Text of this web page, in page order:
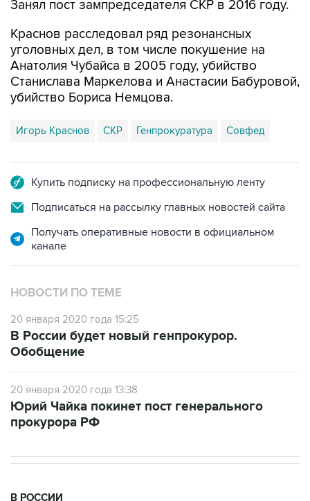
Занял пост зампредседателя СКР в 2016 году.
Краснов расследовал ряд резонансных
уголовных дел, в том числе покушение на
Анатолия Чубайса в 2005 году, убийство
Станислава Маркелова и Анастасии Бабуровой,
убийство Бориса Немцова.
Игорь Краснов СКР Генпрокуратура Совфед
Купить подписку на профессиональную ленту
Подписаться на рассылку главных новостей сайта
Получать оперативные новости в официальном
канале
НОВОСТИ ПО ТЕМЕ
20 января 2020 года 15:25
В России будет новый генпрокурор.
Обобщение
20 января 2020 года 13:38
Юрий Чайка покинет пост генерального
прокурора РФ
В РОССИИ